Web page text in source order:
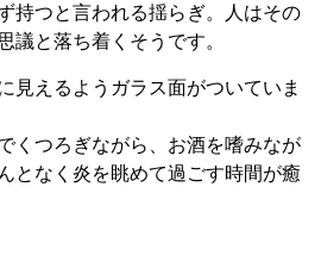
持つと言われる揺らぎ。人はその
議と落ち着くそうです。
見えるようガラス面がついていま
くつろぎながら、お酒を嗜みなが
となく炎を眺めて過ごす時間が癒